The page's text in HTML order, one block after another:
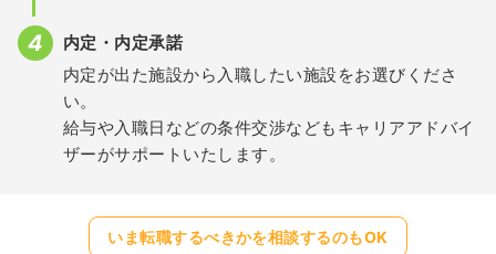
内定・内定承諾
内定が出た施設から入職したい施設をお選びくださ
い。
給与や入職日などの条件交渉などもキャリアアドバイ
ザーがサポートいたします。
いま転職するべきかを相談するのもOK